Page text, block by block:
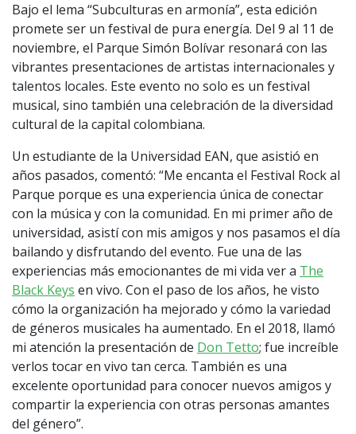
Bajo el lema “Subculturas en armonía”, esta edición
promete ser un festival de pura energía. Del 9 al 11 de
noviembre, el Parque Simón Bolívar resonará con las
vibrantes presentaciones de artistas internacionales y
talentos locales. Este evento no solo es un festival
musical, sino también una celebración de la diversidad
cultural de la capital colombiana.
Un estudiante de la Universidad EAN, que asistió en
años pasados, comentó: “Me encanta el Festival Rock al
Parque porque es una experiencia única de conectar
con la música y con la comunidad. En mi primer año de
universidad, asistí con mis amigos y nos pasamos el día
bailando y disfrutando del evento. Fue una de las
experiencias más emocionantes de mi vida ver a The
Black Keys en vivo. Con el paso de los años, he visto
cómo la organización ha mejorado y cómo la variedad
de géneros musicales ha aumentado. En el 2018, llamó
mi atención la presentación de Don Tetto; fue increíble
verlos tocar en vivo tan cerca. También es una
excelente oportunidad para conocer nuevos amigos y
compartir la experiencia con otras personas amantes
del género”.